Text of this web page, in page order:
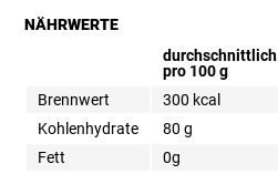
NÄHRWERTE
durchschnittlich
pro 100 g
Brennwert
300 kcal
Kohlenhydrate
80 g
Fett
0g